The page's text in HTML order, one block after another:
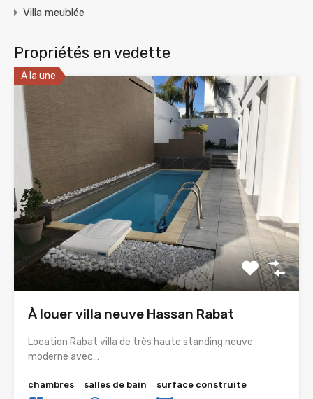
Villa meublée
Propriétés en vedette
A la une
À louer villa neuve Hassan Rabat
Location Rabat villa de très haute standing neuve
moderne avec…
chambres
salles de bain
surface construite